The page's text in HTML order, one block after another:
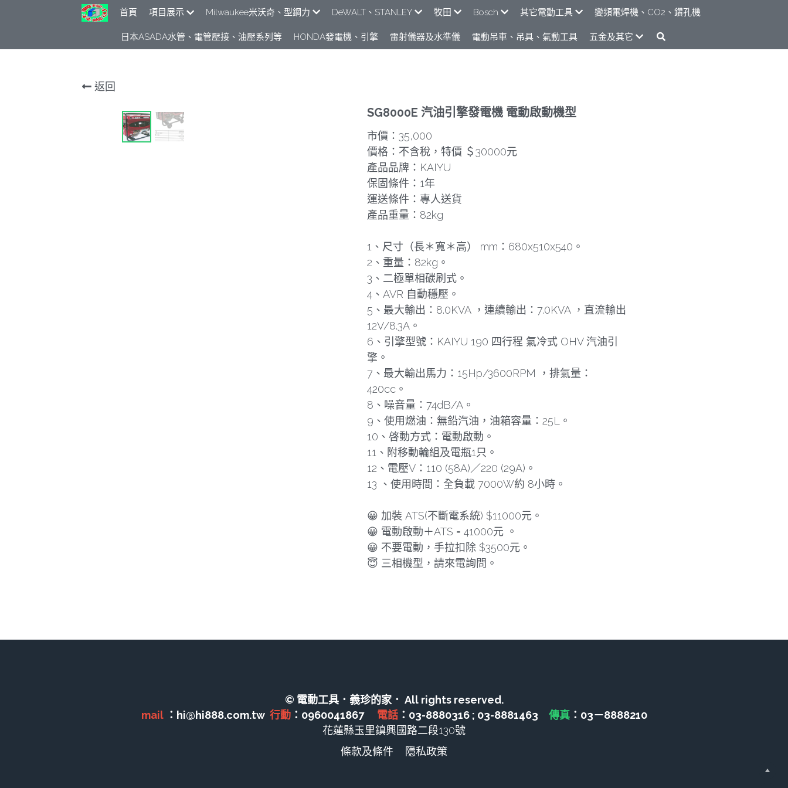
首頁 項目展示 Milwaukee米沃奇、型鋼力 DeWALT、STANLEY 牧田 Bosch 其它電動工具 變頻電焊機、CO2、鑽孔機
日本ASADA水管、電管壓接、油壓系列​等 HONDA發電機、引擎 雷射儀器及水準儀 電動吊車、吊具、氣動工具 五金及其它
返回
SG8000E 汽油引擎發電機 電動啟動機型
市價：35,000
價格：不含稅，特價 ＄30000元
產品品牌：KAIYU
保固條件：1年
運送條件：專人送貨
產品重量：82kg
1、尺寸（長＊寬＊高） mm：680x510x540。
2、重量：82kg。
3、二極單相碳刷式。
4、AVR 自動穩壓。
5、最大輸出：8.0KVA ，連續輸出：7.0KVA ，直流輸出
12V/8.3A。
6、引擎型號：KAIYU 190 四行程 氣冷式 OHV 汽油引
擎。
7、最大輸出馬力：15Hp/3600RPM ，排氣量：
420cc。
8、噪音量：74dB/A。
9、使用燃油：無鉛汽油，油箱容量：25L。
10、啓動方式：電動啟動。
11、附移動輪組及電瓶1只。
12、電壓V：110 (58A)／220 (29A)。
13 、使用時間：全負載 7000W約 8小時。
😀 加裝 ATS(不斷電系統) $11000元。
😀 電動啟動＋ATS = 41000元 。
😀 不要電動，手拉扣除 $3500元。
😇 三相機型，請來電詢問。
© 電動工具．義珍的家． All rights reserved.
mail ：hi@hi888.com.tw 行動：0960041867 電話：03-8880316 ; 03-8881463 傳真：03－8888210
花蓮縣玉里鎮興國路二段130號
條款及條件
隱私政策